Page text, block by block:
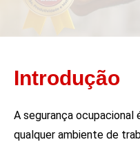
Introdução
A segurança ocupacional
qualquer ambiente de